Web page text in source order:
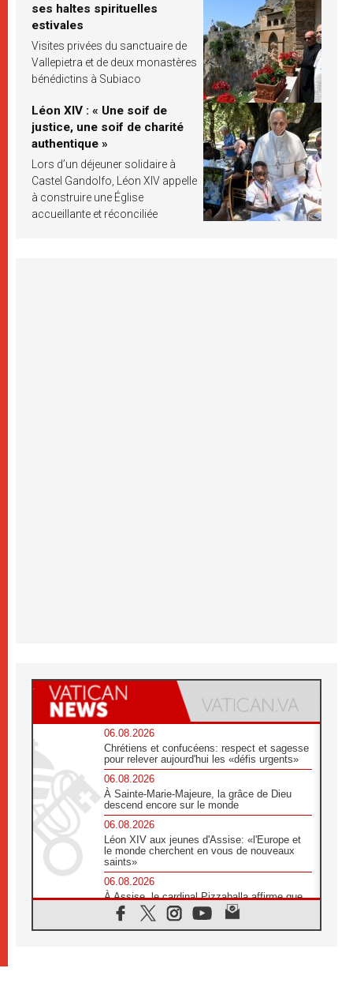
ses haltes spirituelles
estivales
Visites privées du sanctuaire de
Vallepietra et de deux monastères
bénédictins à Subiaco
Léon XIV : « Une soif de
justice, une soif de charité
authentique »
Lors d’un déjeuner solidaire à
Castel Gandolfo, Léon XIV appelle
à construire une Église
accueillante et réconciliée
06.08.2026
Chrétiens et confucéens: respect et sagesse
pour relever aujourd'hui les «défis urgents»
06.08.2026
À Sainte-Marie-Majeure, la grâce de Dieu
descend encore sur le monde
06.08.2026
Léon XIV aux jeunes d'Assise: «l'Europe et
le monde cherchent en vous de nouveaux
saints»
06.08.2026
À Assise, le cardinal Pizzaballa affirme que
«les chrétiens veulent la paix»
06.08.2026